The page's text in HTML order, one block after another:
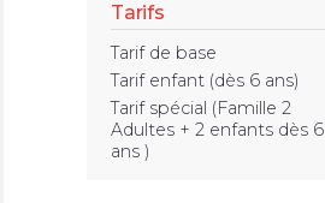
Tarifs
Tarif de base
Tarif enfant (dès 6 ans)
Tarif spécial (Famille 2
Adultes + 2 enfants dès 6
ans )